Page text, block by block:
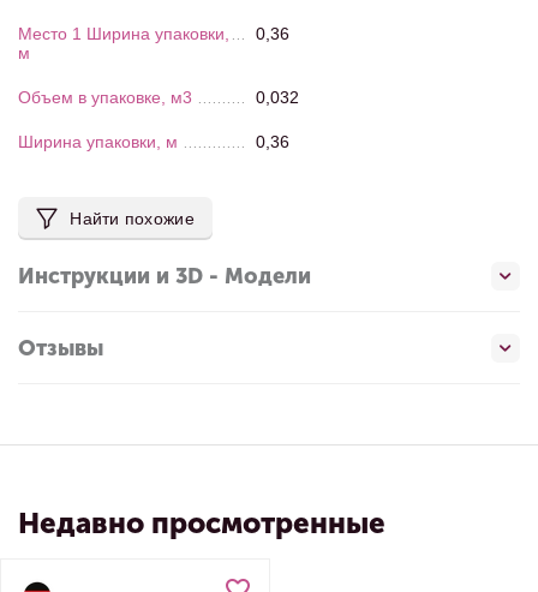
Место 1 Ширина упаковки,
м
0,36
Объем в упаковке, м3 0,032
Ширина упаковки, м 0,36
Найти похожие
Инструкции и 3D - Модели
Отзывы
Недавно просмотренные